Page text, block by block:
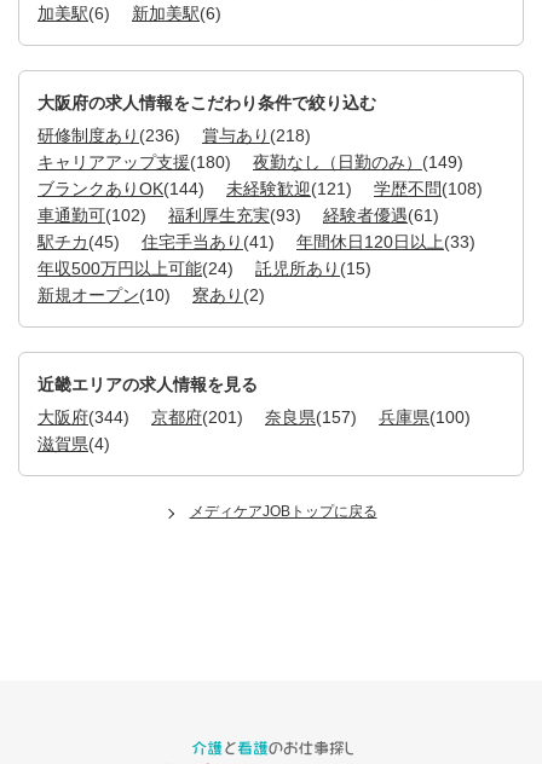
加美駅(6) 新加美駅(6)
大阪府の求人情報をこだわり条件で絞り込む
研修制度あり (236) 賞与あり (218)
キャリアアップ支援(180) 夜勤なし（日勤のみ） (149)
ブランクありOK(144) 未経験歓迎(121) 学歴不問(108)
車通勤可(102) 福利厚生充実(93) 経験者優遇(61)
駅チカ(45) 住宅手当あり (41) 年間休日120日以上(33)
年収500万円以上可能(24) 託児所あり (15)
新規オープン(10) 寮あり (2)
近畿エリアの求人情報を見る
大阪府(344) 京都府(201) 奈良県(157) 兵庫県(100)
滋賀県(4)
メディケアJOBトップに戻る